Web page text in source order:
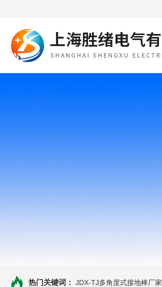
热门关键词： JDX-TJ多角度式接地棒厂家